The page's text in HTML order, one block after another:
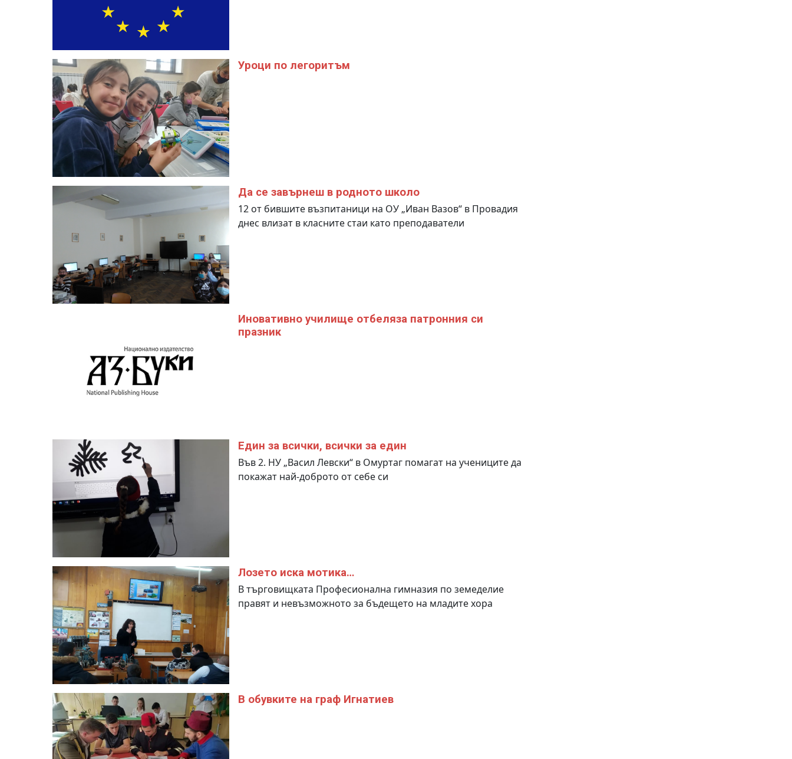
Уроци по легоритъм
Да се завърнеш в родното школо
12 от бившите възпитаници на ОУ „Иван Вазов“ в Провадия
днес влизат в класните стаи като преподаватели
Иновативно училище отбеляза патронния си
празник
Един за всички, всички за един
Във 2. НУ „Васил Левски“ в Омуртаг помагат на учениците да
покажат най-доброто от себе си
Лозето иска мотика…
В търговищката Професионална гимназия по земеделие
правят и невъзможното за бъдещето на младите хора
В обувките на граф Игнатиев